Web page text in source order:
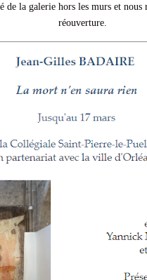
la galerie hors les murs et
réouverture.